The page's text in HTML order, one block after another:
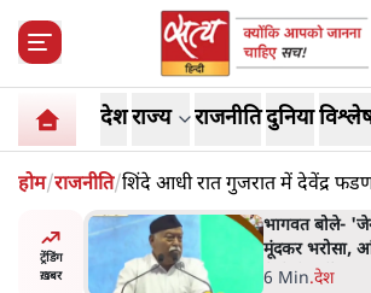
देशराज्य राजनीतिदुनिया
होम/राजनीति/शिंदे आधी रात गुजरात में देवेंद्र
ट्रेंडिंग
ख़बर
ज़ी पर आँख
आंदोलन देश-
अतुल लिमये बोले थे-
अतीक
की
भाई से
5 Min